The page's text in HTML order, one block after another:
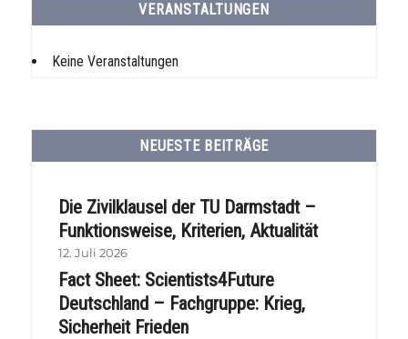
VERANSTALTUNGEN
Keine Veranstaltungen
NEUESTE BEITRÄGE
Die Zivilklausel der TU Darmstadt –
Funktionsweise, Kriterien, Aktualität
12. Juli 2026
Fact Sheet: Scientists4Future
Deutschland – Fachgruppe: Krieg,
Sicherheit Frieden